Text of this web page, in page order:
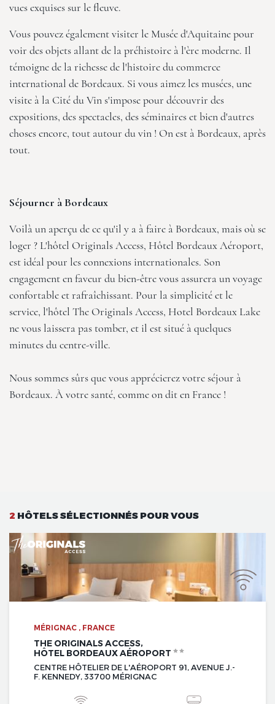
vues exquises sur le fleuve.
Vous pouvez également visiter le Musée d'Aquitaine pour
voir des objets allant de la préhistoire à l'ère moderne. Il
témoigne de la richesse de l'histoire du commerce
international de Bordeaux. Si vous aimez les musées, une
visite à la Cité du Vin s'impose pour découvrir des
expositions, des spectacles, des séminaires et bien d'autres
choses encore, tout autour du vin ! On est à Bordeaux, après
tout.
Séjourner à Bordeaux
Voilà un aperçu de ce qu'il y a à faire à Bordeaux, mais où se
loger ? L'hôtel Originals Access, Hôtel Bordeaux Aéroport,
est idéal pour les connexions internationales. Son
engagement en faveur du bien-être vous assurera un voyage
confortable et rafraîchissant. Pour la simplicité et le
service, l'hôtel The Originals Access, Hotel Bordeaux Lake
ne vous laissera pas tomber, et il est situé à quelques
minutes du centre-ville.
Nous sommes sûrs que vous apprécierez votre séjour à
Bordeaux. À votre santé, comme on dit en France !
2 HÔTELS SÉLECTIONNÉS POUR VOUS
MÉRIGNAC , FRANCE
THE ORIGINALS ACCESS,
HÔTEL BORDEAUX AÉROPORT
CENTRE HÔTELIER DE L'AÉROPORT 91, AVENUE J.-
F. KENNEDY, 33700 MÉRIGNAC